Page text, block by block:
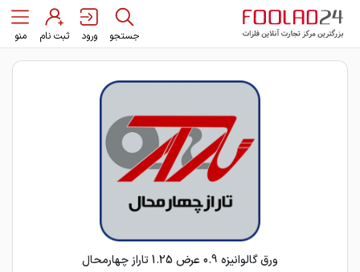
جستجو ورود ثبت نام منو
ورق گالوانیزه 0.9 عرض 1.25 تاراز چهارمحال